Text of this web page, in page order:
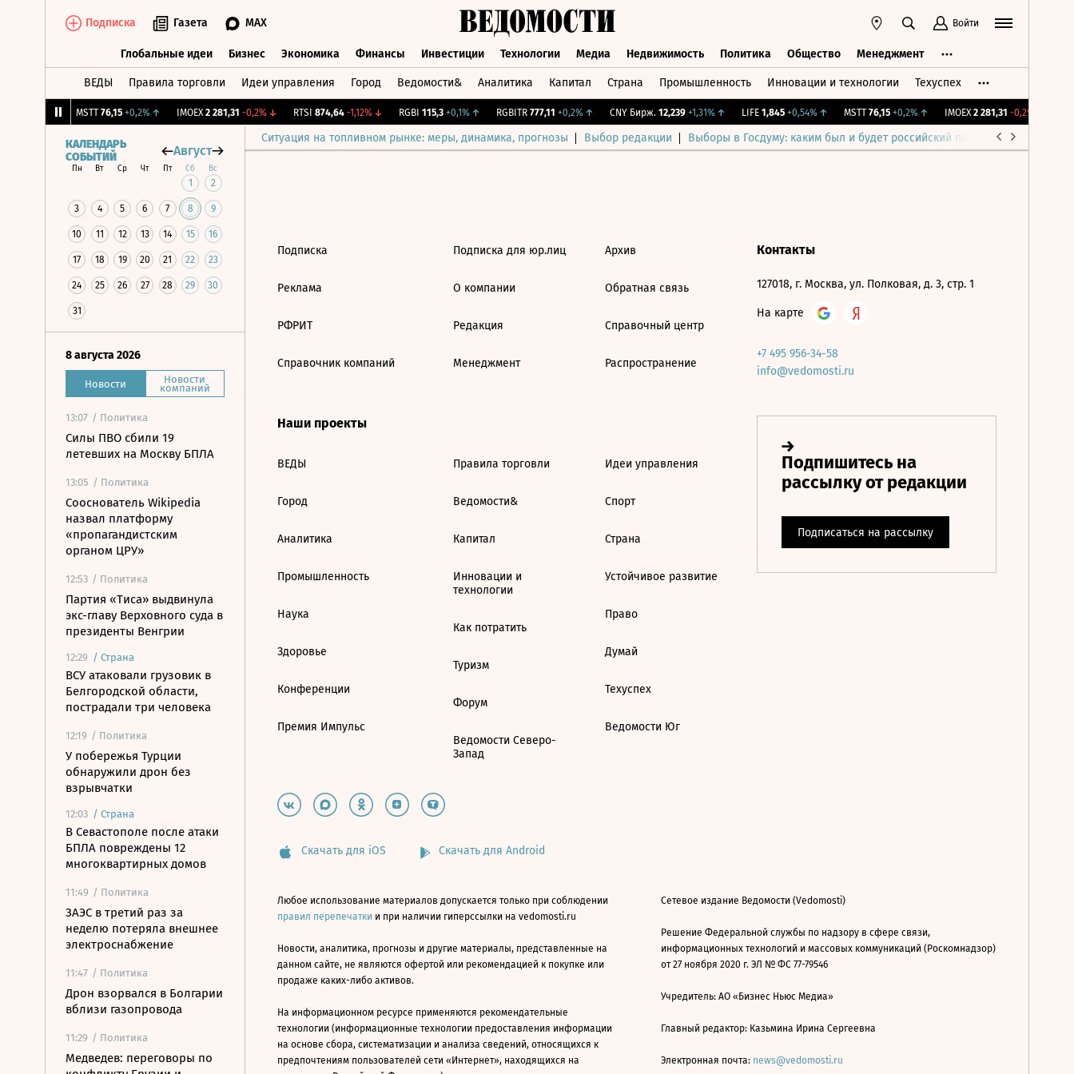
Подписка Газета MAX Войти
Глобальные идеи Бизнес Экономика Финансы Инвестиции Технологии Медиа Недвижимость Политика Общество Менеджмент
ВЕДЫ Правила торговли Идеи управления Город Ведомости& Аналитика Капитал Страна Промышленность Инновации и технологии Техуспех
MSTT 76,15 +0,2%↑ IMOEX 2 281,31 -0,2%↓ RTSI 874,64 -1,12%↓ RGBI 115,3 +0,1%↑ RGBITR 777,11 +0,2%↑ CNY Бирж. 12,239 +1,31%↑ LIFE 1,845 +0,54%↑ MSTT 76,15 +0,2%↑ IMOEX 2 281,31 -0,2%
Ситуация на топливном рынке: меры, динамика, прогнозы Выбор редакции Выборы в Госдуму: каким был и будет российский парламент
КАЛЕНДАРЬ
СОБЫТИЙ
Август
Пн Вт Ср Чт Пт Сб Вс
1 2
3 4 5 6 7 8 9
10 11 12 13 14 15 16
17 18 19 20 21 22 23
24 25 26 27 28 29 30
31
8 августа 2026
Новости Новости
компаний
13:07 / Политика
Силы ПВО сбили 19
летевших на Москву БПЛА
13:05 / Политика
Сооснователь Wikipedia
назвал платформу
«пропагандистским
органом ЦРУ»
12:53 / Политика
Партия «Тиса» выдвинула
экс-главу Верховного суда в
президенты Венгрии
12:29 / Страна
ВСУ атаковали грузовик в
Белгородской области,
пострадали три человека
12:19 / Политика
У побережья Турции
обнаружили дрон без
взрывчатки
12:03 / Страна
В Севастополе после атаки
БПЛА повреждены 12
многоквартирных домов
11:49 / Политика
ЗАЭС в третий раз за
неделю потеряла внешнее
электроснабжение
11:47 / Политика
Дрон взорвался в Болгарии
вблизи газопровода
11:29 / Политика
Медведев: переговоры по
Подписка
Реклама
РФРИТ
Справочник компаний
Подписка для юр.лиц
О компании
Редакция
Менеджмент
Архив
Обратная связь
Справочный центр
Распространение
Наши проекты
ВЕДЫ
Город
Аналитика
Промышленность
Наука
Здоровье
Конференции
Премия Импульс
Правила торговли
Ведомости&
Капитал
Инновации и
технологии
Как потратить
Туризм
Форум
Ведомости Северо-
Запад
Идеи управления
Спорт
Страна
Устойчивое развитие
Право
Думай
Техуспех
Ведомости Юг
Контакты
127018, г. Москва, ул. Полковая, д. 3, стр. 1
На карте
+7 495 956-34-58
info@vedomosti.ru
Скачать для iOS Скачать для Android
Любое использование материалов допускается только при соблюдении
правил перепечатки и при наличии гиперссылки на vedomosti.ru
Новости, аналитика, прогнозы и другие материалы, представленные на
данном сайте, не являются офертой или рекомендацией к покупке или
продаже каких-либо активов.
На информационном ресурсе применяются рекомендательные
технологии (информационные технологии предоставления информации
на основе сбора, систематизации и анализа сведений, относящихся к
предпочтениям пользователей сети «Интернет», находящихся на
Сетевое издание Ведомости (Vedomosti)
Решение Федеральной службы по надзору в сфере связи,
информационных технологий и массовых коммуникаций (Роскомнадзор)
от 27 ноября 2020 г. ЭЛ № ФС 77-79546
Учредитель: АО «Бизнес Ньюс Медиа»
Главный редактор: Казьмина Ирина Сергеевна
Электронная почта: news@vedomosti.ru